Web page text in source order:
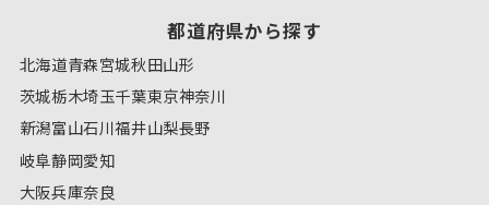
都道府県から探す
北海道青森宮城秋田山形
茨城栃木埼玉千葉東京神奈川
新潟富山石川福井山梨長野
岐阜静岡愛知
大阪兵庫奈良